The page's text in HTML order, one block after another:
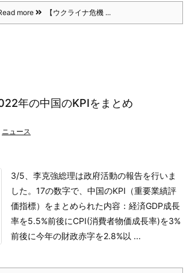
more 【ウクライナ危機 ...
年の中国のKPIをまとめ
ニュース
3/5、李克強総理は政府活動の報告を行いま
した。17の数字で、中国のKPI（重要業績評
価指標）をまとめられた内容：経済GDP成長
率を5.5%前後にCPI(消費者物価成長率)を3%
前後に今年の財政赤字を2.8%以 ...